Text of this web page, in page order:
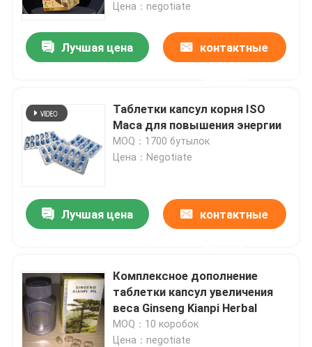
Цена：negotiate
Лучшая цена контактные
Таблетки капсул корня ISO
Maca для повышения энергии
MOQ：1700 бутылок
Цена：Negotiate
Лучшая цена контактные
Комплексное дополнение
таблетки капсул увеличения
веса Ginseng Kianpi Herbal
MOQ：10 коробок
Цена：negotiate